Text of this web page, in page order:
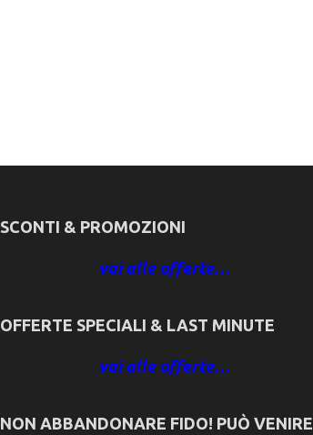
SCONTI & PROMOZIONI
vai alle offerte…
OFFERTE SPECIALI & LAST MINUTE
vai alle offerte…
NON ABBANDONARE FIDO! PUÒ VENIRE